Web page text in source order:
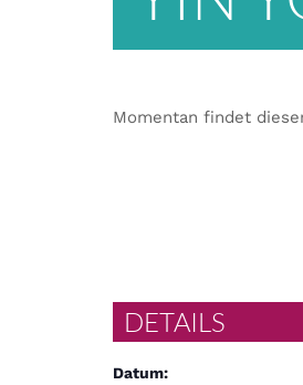
Momentan findet
DETAILS
Datum: